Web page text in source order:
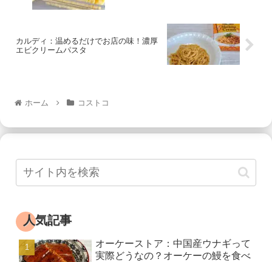
カルディ：温めるだけでお店の味！濃厚
エビクリームパスタ
ホーム コストコ
人気記事
オーケーストア：中国産ウナギって
実際どうなの？オーケーの鰻を食べ